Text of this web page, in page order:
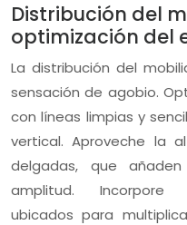
Distribución del
optimización del
La distribución del
sensación de agobio.
con líneas limpias y
vertical. Aproveche la
delgadas, que
amplitud. Incorpore
ubicados para